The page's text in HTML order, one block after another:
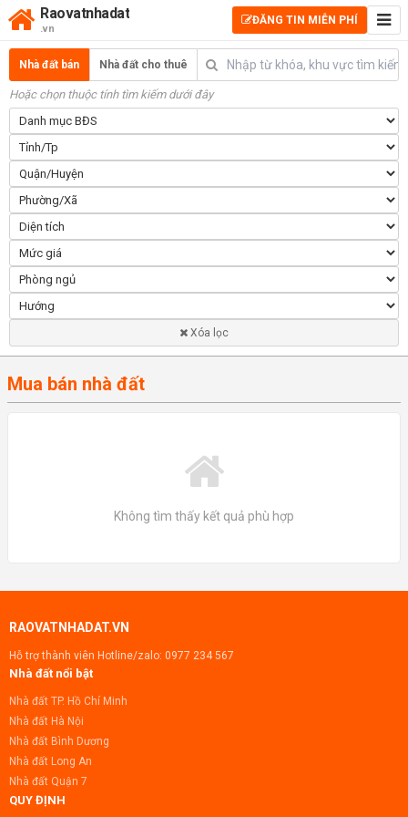
Raovatnhadat
.vn
ĐĂNG TIN MIỄN PHÍ
Nhà đất bán Nhà đất cho thuê
Hoặc chọn thuộc tính tìm kiếm dưới đây
Xóa lọc
Mua bán nhà đất
Không tìm thấy kết quả phù hợp
RAOVATNHADAT.VN
Hỗ trợ thành viên Hotline/zalo: 0977 234 567
Nhà đất nổi bật
Nhà đất TP. Hồ Chí Minh
Nhà đất Hà Nội
Nhà đất Bình Dương
Nhà đất Long An
Nhà đất Quận 7
QUY ĐỊNH